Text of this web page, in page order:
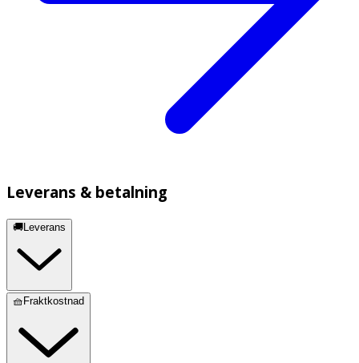
Leverans & betalning
🚚Leverans
🧺Fraktkostnad